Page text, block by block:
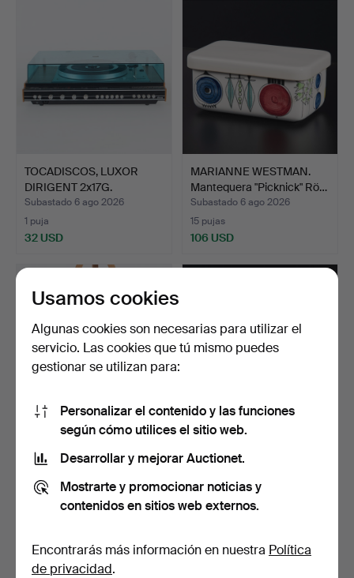
TOCADISCOS, LUXOR
DIRIGENT 2x17G.
Subastado 6 ago 2026
1 puja
32 USD
MARIANNE WESTMAN.
Mantequera "Picknick" Rö…
Subastado 6 ago 2026
15 pujas
106 USD
MAJ STENTOFT (1924-
2005). Óleo sobre lienz…
Subastado 6 ago 2026
1 puja
32 USD
GEORGE CATARGI. Óleo
sobre papel, 3 piezas…
4 pujas
64 USD
Usamos cookies
Algunas cookies son necesarias para utilizar el
servicio. Las cookies que tú mismo puedes
gestionar se utilizan para:
Personalizar el contenido y las funciones
según cómo utilices el sitio web.
Desarrollar y mejorar Auctionet.
Mostrarte y promocionar noticias y
contenidos en sitios web externos.
Encontrarás más información en nuestra Política
de privacidad.